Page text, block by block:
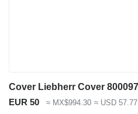
EUR 50 ≈ MX$994.30 ≈ USD 57.77